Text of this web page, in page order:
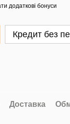
додаткові бонуси
Кредит без
Доставка